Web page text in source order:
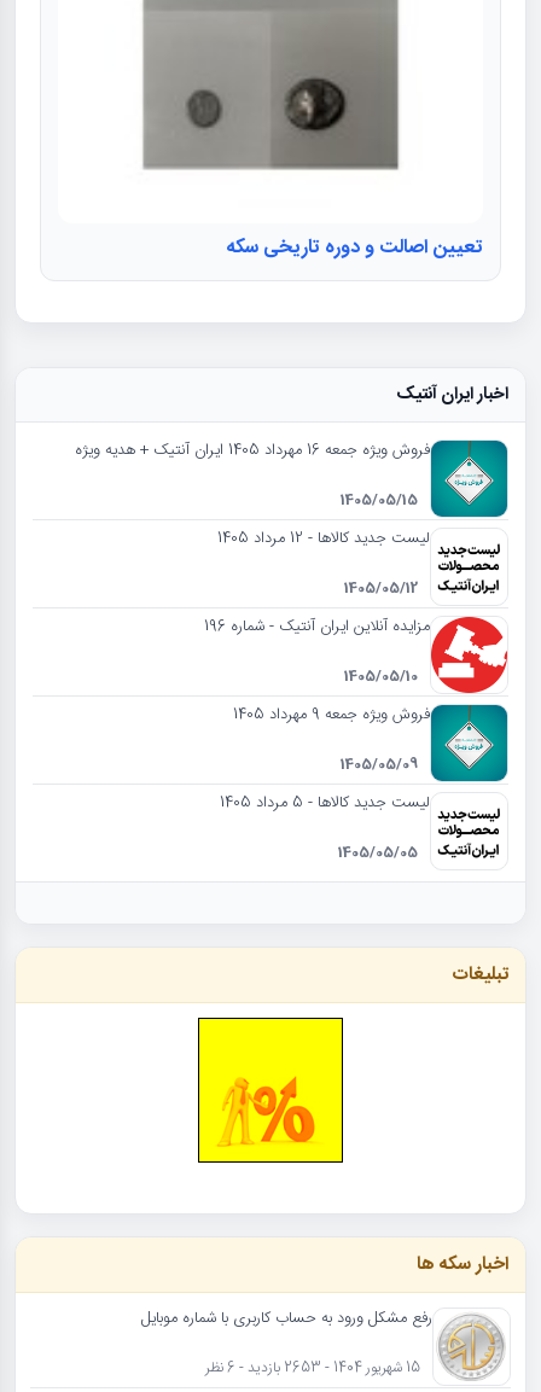
تعیین اصالت و دوره تاریخی سکه
اخبار ایران آنتیک
فروش ویژه جمعه 16 مهرداد 1405 ایران آنتیک + هدیه ویژه
1405/05/15
لیست جدید کالاها - 12 مرداد 1405
1405/05/12
مزایده آنلاین ایران آنتیک - شماره 196
1405/05/10
فروش ویژه جمعه 9 مهرداد 1405
1405/05/09
لیست جدید کالاها - 5 مرداد 1405
1405/05/05
تبلیغات
اخبار سکه ها
رفع مشکل ورود به حساب کاربری با شماره موبایل
15 شهریور 1404 - 2653 بازدید - 6 نظر